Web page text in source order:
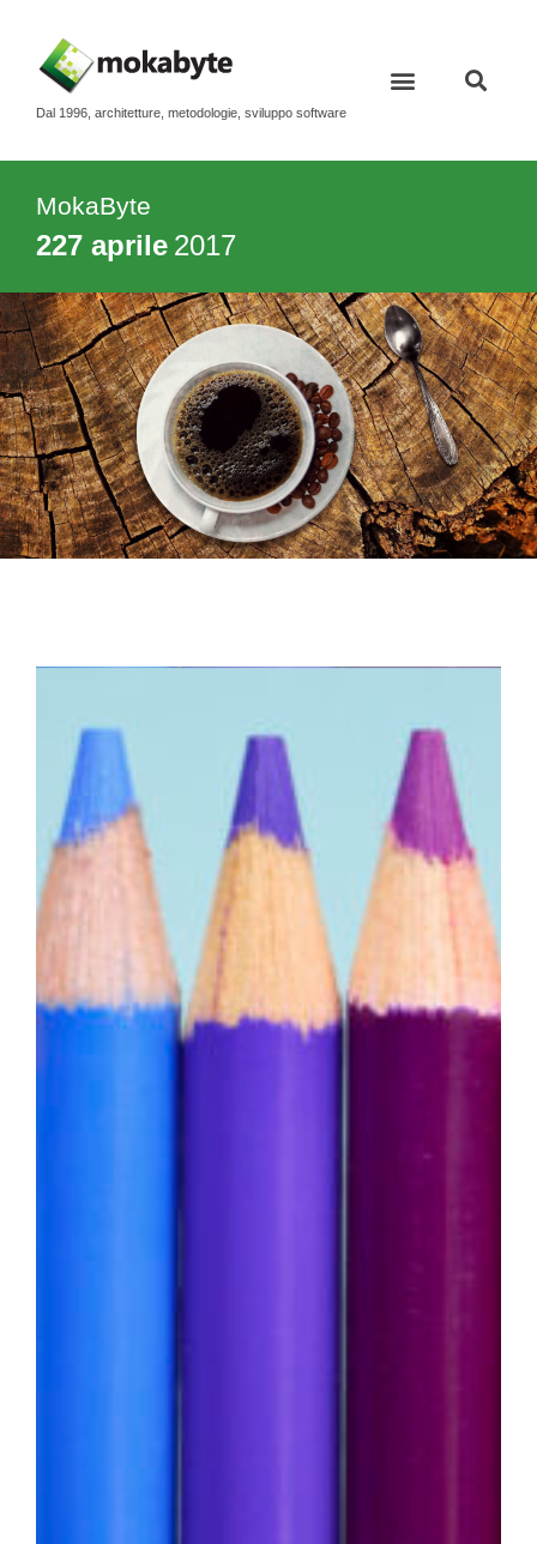
Dal 1996, architetture, metodologie, sviluppo software
MokaByte
227 aprile 2017